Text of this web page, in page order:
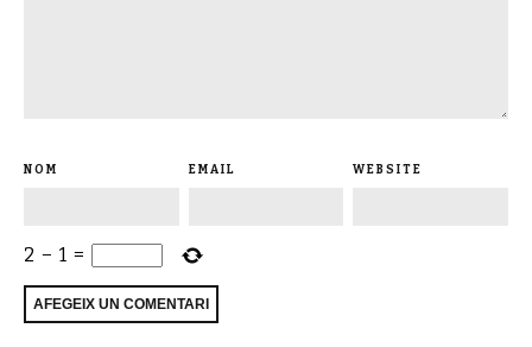
NOM EMAIL WEBSITE
2 − 1 =